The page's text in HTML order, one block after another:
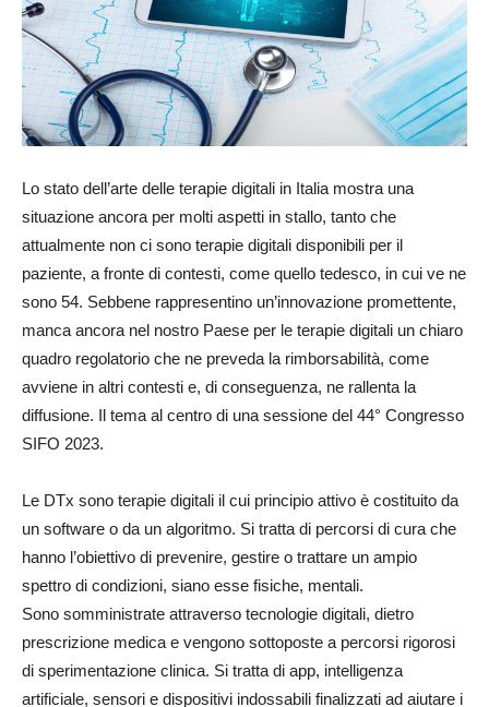
Lo stato dell’arte delle terapie digitali in Italia mostra una
situazione ancora per molti aspetti in stallo, tanto che
attualmente non ci sono terapie digitali disponibili per il
paziente, a fronte di contesti, come quello tedesco, in cui ve ne
sono 54. Sebbene rappresentino un’innovazione promettente,
manca ancora nel nostro Paese per le terapie digitali un chiaro
quadro regolatorio che ne preveda la rimborsabilità, come
avviene in altri contesti e, di conseguenza, ne rallenta la
diffusione. Il tema al centro di una sessione del 44° Congresso
SIFO 2023.
Le DTx sono terapie digitali il cui principio attivo è costituito da
un software o da un algoritmo. Si tratta di percorsi di cura che
hanno l’obiettivo di prevenire, gestire o trattare un ampio
spettro di condizioni, siano esse fisiche, mentali.
Sono somministrate attraverso tecnologie digitali, dietro
prescrizione medica e vengono sottoposte a percorsi rigorosi
di sperimentazione clinica. Si tratta di app, intelligenza
artificiale, sensori e dispositivi indossabili finalizzati ad aiutare i